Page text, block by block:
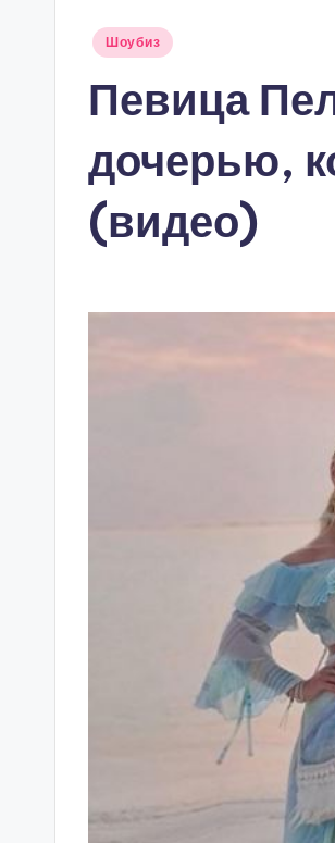
Опубликовано
Шоубиз
Певица
дочерью,
(видео)